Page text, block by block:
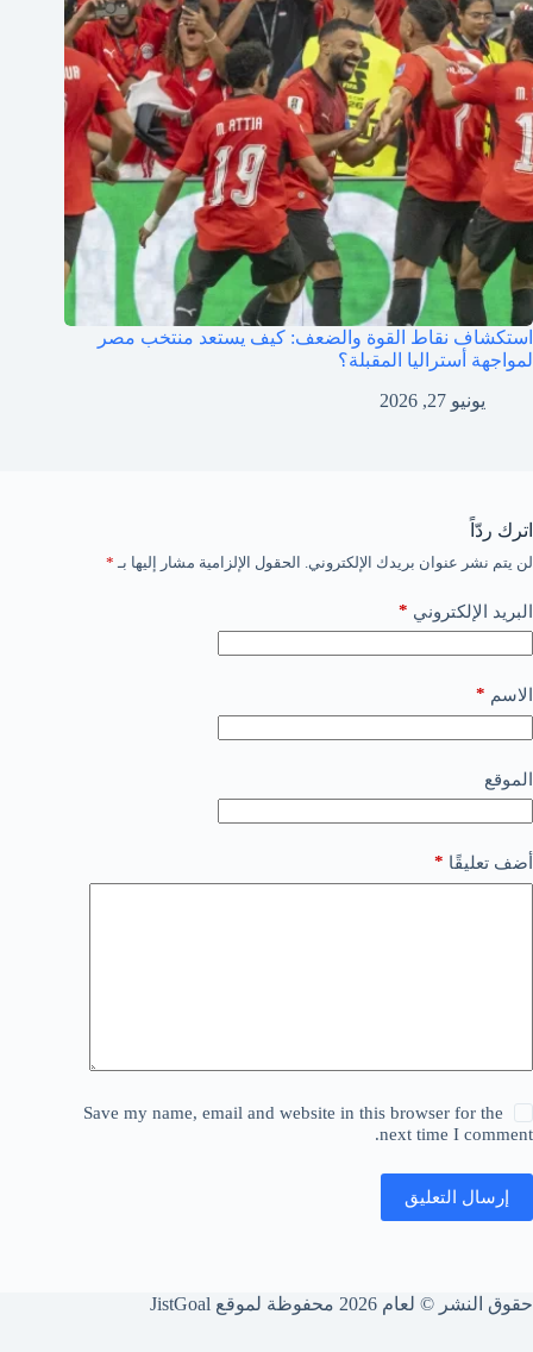
استكشاف نقاط القوة والضعف: كيف يستعد منتخب مصر
لمواجهة أستراليا المقبلة؟
يونيو 27, 2026
اترك ردّاً
لن يتم نشر عنوان بريدك الإلكتروني. الحقول الإلزامية مشار إليها بـ *
البريد الإلكتروني *
الاسم *
الموقع
أضف تعليقًا *
Save my name, email and website in this browser for the
next time I comment.
إرسال التعليق
حقوق النشر © لعام 2026 محفوظة لموقع JistGoal